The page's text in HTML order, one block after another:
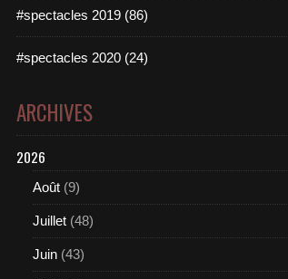
#spectacles 2019 (86)
#spectacles 2020 (24)
ARCHIVES
2026
Août (9)
Juillet (48)
Juin (43)